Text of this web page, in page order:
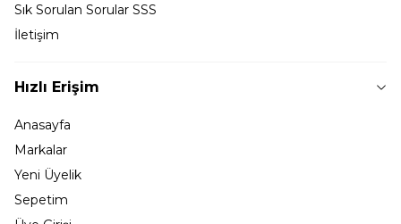
Sık Sorulan Sorular SSS
İletişim
Hızlı Erişim
Anasayfa
Markalar
Yeni Üyelik
Sepetim